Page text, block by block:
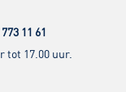
11 61
tot 17.00 uur.